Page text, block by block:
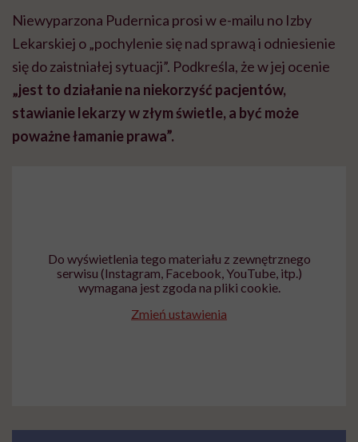
Niewyparzona Pudernica prosi w e-mailu no Izby
Lekarskiej o „pochylenie się nad sprawą i odniesienie
się do zaistniałej sytuacji”. Podkreśla, że w jej ocenie
„jest to działanie na niekorzyść pacjentów,
stawianie lekarzy w złym świetle, a być może
poważne łamanie prawa”.
Do wyświetlenia tego materiału z zewnętrznego
serwisu (Instagram, Facebook, YouTube, itp.)
wymagana jest zgoda na pliki cookie.
Zmień ustawienia